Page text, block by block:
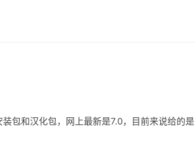
包和汉化包，网上最新是7.0，目前来说给的是